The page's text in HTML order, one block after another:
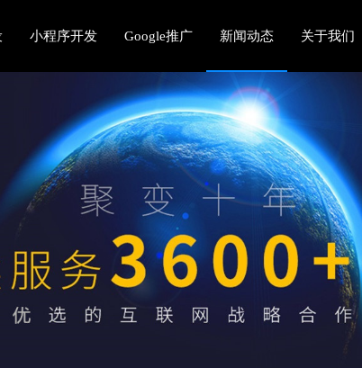
小程序开发 Google推广 新闻动态 关于我们